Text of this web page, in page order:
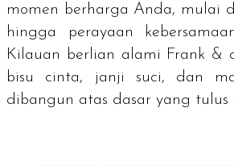
momen berharga Anda, mulai
hingga perayaan
Kilauan berlian alami Frank &
bisu cinta, janji suci, dan
dibangun atas dasar yang tulus